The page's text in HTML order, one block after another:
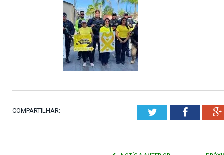
COMPARTILHAR: Twitter